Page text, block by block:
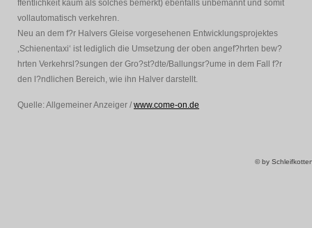
ffentlichkeit kaum als solches bemerkt) ebenfalls unbemannt und somit
vollautomatisch verkehren.
Neu an dem f?r Halvers Gleise vorgesehenen Entwicklungsprojektes
‚Schienentaxi‘ ist lediglich die Umsetzung der oben angef?hrten bew?
hrten Verkehrsl?sungen der Gro?st?dte/Ballungsr?ume in dem Fall f?r
den l?ndlichen Bereich, wie ihn Halver darstellt.
Quelle: Allgemeiner Anzeiger / www.come-on.de
© by